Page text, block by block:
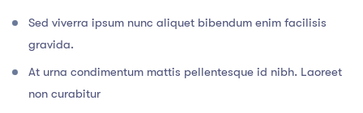
Sed viverra ipsum nunc aliquet bibendum enim facilisis
gravida.
At urna condimentum mattis pellentesque id nibh. Laoreet
non curabitur